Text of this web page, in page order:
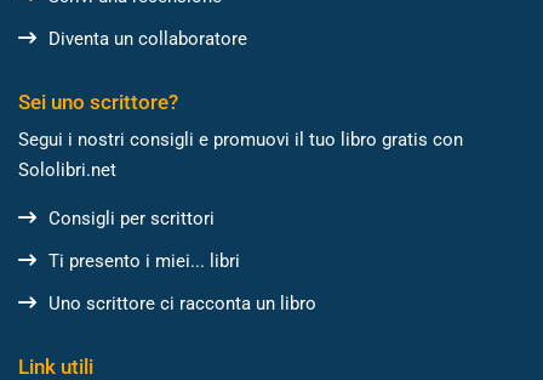
Diventa un collaboratore
Sei uno scrittore?
Segui i nostri consigli e promuovi il tuo libro gratis con
Sololibri.net
Consigli per scrittori
Ti presento i miei... libri
Uno scrittore ci racconta un libro
Link utili